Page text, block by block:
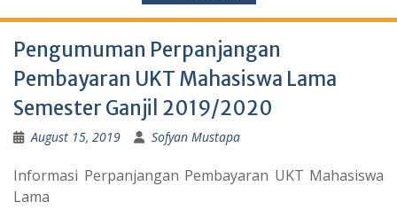
Pengumuman Perpanjangan
Pembayaran UKT Mahasiswa Lama
Semester Ganjil 2019/2020
August 15, 2019 Sofyan Mustapa
Informasi Perpanjangan Pembayaran UKT Mahasiswa
Lama